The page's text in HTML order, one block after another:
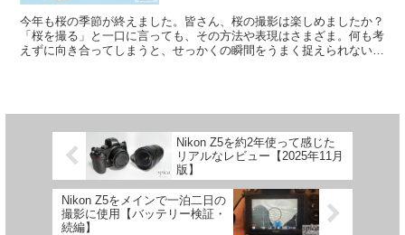
今年も桜の季節が終えました。皆さん、桜の撮影は楽しめましたか？
「桜を撮る」と一口に言っても、その方法や表現はさまざま。何も考
えずに向き合ってしまうと、せっかくの瞬間をうまく捉えられないこ
Nikon Z5を約2年使って感じた
リアルなレビュー【2025年11月
版】
Nikon Z5をメインで一泊二日の
撮影に使用【バッテリー検証・
続編】